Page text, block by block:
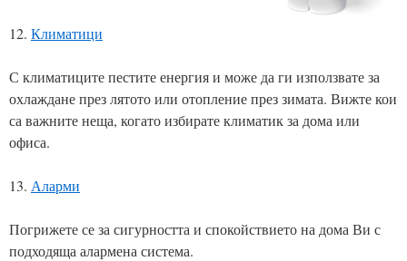
12. Климатици
С климатиците пестите енергия и може да ги използвате за
охлаждане през лятото или отопление през зимата. Вижте кои
са важните неща, когато избирате климатик за дома или
офиса.
13. Аларми
Погрижете се за сигурността и спокойствието на дома Ви с
подходяща алармена система.